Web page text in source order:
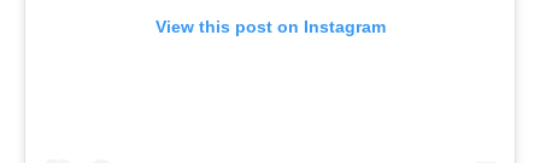
View this post on Instagram